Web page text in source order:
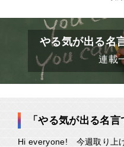
やる気が出る名
連載
「やる気が出る名
Hi everyone! 今週取り上